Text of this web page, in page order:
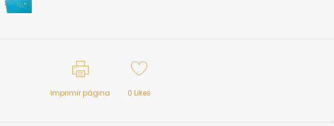
Imprimir página 0 Likes